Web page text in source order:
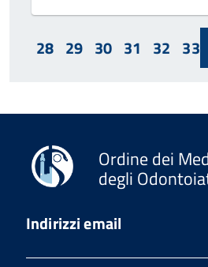
28 29 30 31 32 33
Ordine dei
degli
Indirizzi email